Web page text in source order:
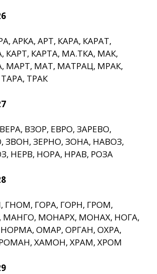
АРКА, АРТ, КАРА, КАРАТ,
КАРТ, КАРТА, МА.ТКА, МАК,
МАРТ, МАТ, МАТРАЦ, МРАК,
ТРАК
ВЗОР, ЕВРО, ЗАРЕВО,
ЗВОН, ЗЕРНО, ЗОНА, НАВОЗ,
НЕРВ, НОРА, НРАВ, РОЗА
ГНОМ, ГОРА, ГОРН, ГРОМ,
МАНГО, МОНАРХ, МОНАХ, НОГА,
ОМАР, ОРГАН, ОХРА,
ХАМОН, ХРАМ, ХРОМ